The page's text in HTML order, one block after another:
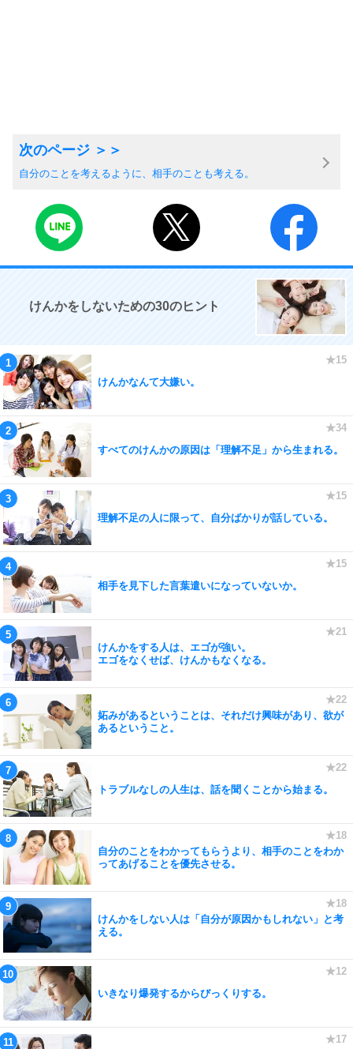
自分のことを考えるように、相手のことも考える。
けんかをしないための30のヒント
けんかなんて大嫌い。
すべてのけんかの原因は「理解不足」から生まれる。
理解不足の人に限って、自分ばかりが話している。
相手を見下した言葉遣いになっていないか。
けんかをする人は、エゴが強い。
エゴをなくせば、けんかもなくなる。
妬みがあるということは、それだけ興味があり、欲が
あるということ。
トラブルなしの人生は、話を聞くことから始まる。
自分のことをわかってもらうより、相手のことをわか
ってあげることを優先させる。
けんかをしない人は「自分が原因かもしれない」と考
える。
いきなり爆発するからびっくりする。